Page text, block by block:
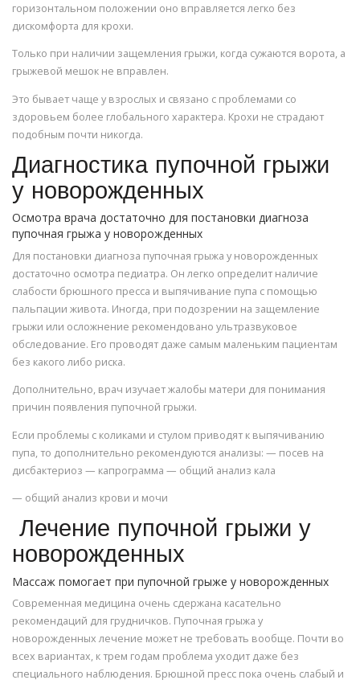
горизонтальном положении оно вправляется легко без
дискомфорта для крохи.
Только при наличии защемления грыжи, когда сужаются ворота, а
грыжевой мешок не вправлен.
Это бывает чаще у взрослых и связано с проблемами со
здоровьем более глобального характера. Крохи не страдают
подобным почти никогда.
Диагностика пупочной грыжи
у новорожденных
Осмотра врача достаточно для постановки диагноза
пупочная грыжа у новорожденных
Для постановки диагноза пупочная грыжа у новорожденных
достаточно осмотра педиатра. Он легко определит наличие
слабости брюшного пресса и выпячивание пупа с помощью
пальпации живота. Иногда, при подозрении на защемление
грыжи или осложнение рекомендовано ультразвуковое
обследование. Его проводят даже самым маленьким пациентам
без какого либо риска.
Дополнительно, врач изучает жалобы матери для понимания
причин появления пупочной грыжи.
Если проблемы с коликами и стулом приводят к выпячиванию
пупа, то дополнительно рекомендуются анализы: — посев на
дисбактериоз — капрограмма — общий анализ кала
— общий анализ крови и мочи
Лечение пупочной грыжи у
новорожденных
Массаж помогает при пупочной грыже у новорожденных
Современная медицина очень сдержана касательно
рекомендаций для грудничков. Пупочная грыжа у
новорожденных лечение может не требовать вообще. Почти во
всех вариантах, к трем годам проблема уходит даже без
специального наблюдения. Брюшной пресс пока очень слабый и